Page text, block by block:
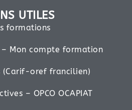
UTILES
formations
– Mon compte formation
(Carif-oref francilien)
– OPCO OCAPIAT